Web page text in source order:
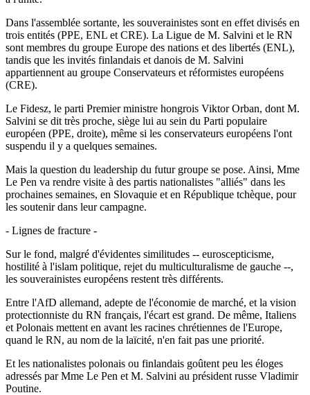
Dans l'assemblée sortante, les souverainistes sont en effet divisés en
trois entités (PPE, ENL et CRE). La Ligue de M. Salvini et le RN
sont membres du groupe Europe des nations et des libertés (ENL),
tandis que les invités finlandais et danois de M. Salvini
appartiennent au groupe Conservateurs et réformistes européens
(CRE).
Le Fidesz, le parti Premier ministre hongrois Viktor Orban, dont M.
Salvini se dit très proche, siège lui au sein du Parti populaire
européen (PPE, droite), même si les conservateurs européens l'ont
suspendu il y a quelques semaines.
Mais la question du leadership du futur groupe se pose. Ainsi, Mme
Le Pen va rendre visite à des partis nationalistes "alliés" dans les
prochaines semaines, en Slovaquie et en République tchèque, pour
les soutenir dans leur campagne.
- Lignes de fracture -
Sur le fond, malgré d'évidentes similitudes -- euroscepticisme,
hostilité à l'islam politique, rejet du multiculturalisme de gauche --,
les souverainistes européens restent très différents.
Entre l'AfD allemand, adepte de l'économie de marché, et la vision
protectionniste du RN français, l'écart est grand. De même, Italiens
et Polonais mettent en avant les racines chrétiennes de l'Europe,
quand le RN, au nom de la laïcité, n'en fait pas une priorité.
Et les nationalistes polonais ou finlandais goûtent peu les éloges
adressés par Mme Le Pen et M. Salvini au président russe Vladimir
Poutine.